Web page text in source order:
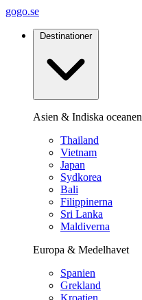
gogo.se
Destinationer
Asien & Indiska oceanen
Thailand
Vietnam
Japan
Sydkorea
Bali
Filippinerna
Sri Lanka
Maldiverna
Europa & Medelhavet
Spanien
Grekland
Kroatien